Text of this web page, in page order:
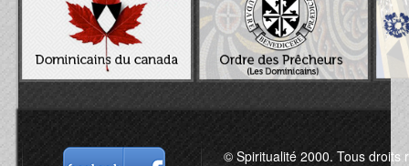
© Spiritualité 2000. Tous droits